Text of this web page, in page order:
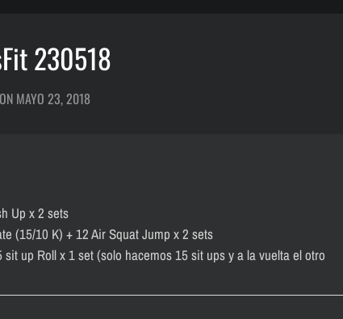
230518
MAYO 23, 2018
Up x 2 sets
(15/10 K) + 12 Air Squat Jump x 2 sets
sit up Roll x 1 set (solo hacemos 15 sit ups y a la vuelta el otro